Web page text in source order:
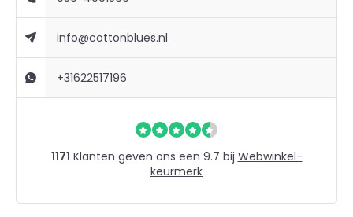
info@cottonblues.nl
+31622517196
1171 Klanten geven ons een 9.7 bij Webwinkel-
keurmerk